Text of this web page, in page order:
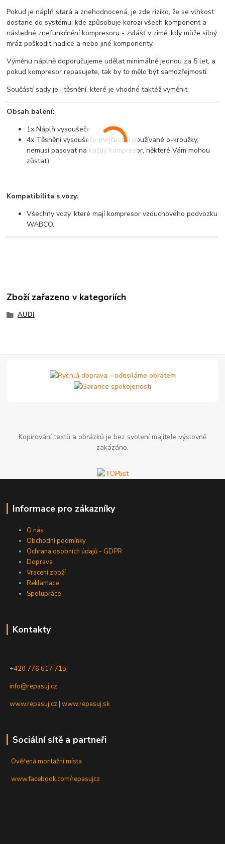
Pokud je náplň stará a znehodnocená, je zde riziko, že se vlhkost
dostane do systému, kde způsobuje korozi všech komponent a
následné znefunkčnění kompresoru - zvlášť v zimě, kdy může silný
mráz poškodit hadice a nebo jiné komponenty.
Výměnu náplně doporučujeme udělat minimálně jednou za 5 let, a
pokud kompresor repasujete, tak by to mělo být samozřejmostí.
Součástí sady je i těsnění, které je vhodné taktéž vyměnit.
Obsah balení:
1x Náplň vysoušeče
4x Těsnění vysoušeče (nejčastěji používané o-kroužky,
nemusí pasovat na každý kompresor, některé Vám mohou
zůstat)
Kompatibilita s vozy:
Všechny vozy, které mají kompresor vzduchového podvozku
WABCO.
Zboží zařazeno v kategoriích
AUDI
Kopírování textů a obrázků je bez svolení majitele výslovně
zakázáno.
Informace pro zákazníky
O nás
Obchodní podmínky
Ochrana osobních údajů - GDPR
Doprava
Vracení zboží
Reklamace
Spolupráce
Kontakty
+420 776 617 715
info@repasuj.cz
www.repasuj.cz |www.repasuj.sk
Sociální sítě a partneři
Ověřená montážní místa
www.facebook.com/repasujcz